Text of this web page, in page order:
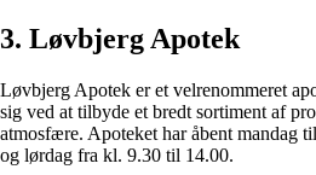
3. Løvbjerg Apotek
Løvbjerg Apotek er et velrenommeret
sig ved at tilbyde et bredt sortiment af
atmosfære. Apoteket har åbent mandag
og lørdag fra kl. 9.30 til 14.00.